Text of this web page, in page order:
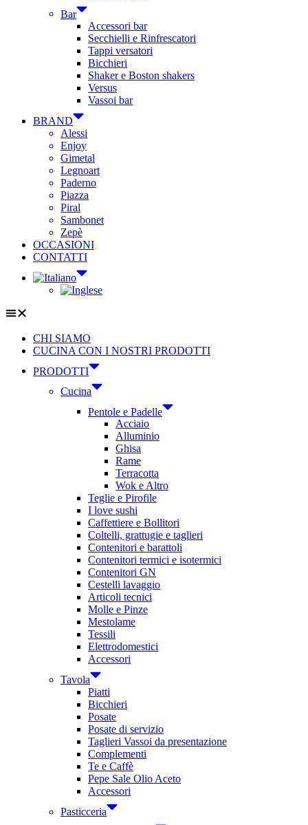
Bar
Accessori bar
Secchielli e Rinfrescatori
Tappi versatori
Bicchieri
Shaker e Boston shakers
Versus
Vassoi bar
BRAND
Alessi
Enjoy
Gimetal
Legnoart
Paderno
Piazza
Piral
Sambonet
Zepè
OCCASIONI
CONTATTI
CHI SIAMO
CUCINA CON I NOSTRI PRODOTTI
PRODOTTI
Cucina
Pentole e Padelle
Acciaio
Alluminio
Ghisa
Rame
Terracotta
Wok e Altro
Teglie e Pirofile
I love sushi
Caffettiere e Bollitori
Coltelli, grattugie e taglieri
Contenitori e barattoli
Contenitori termici e isotermici
Contenitori GN
Cestelli lavaggio
Articoli tecnici
Molle e Pinze
Mestolame
Tessili
Elettrodomestici
Accessori
Tavola
Piatti
Bicchieri
Posate
Posate di servizio
Taglieri Vassoi da presentazione
Complementi
Te e Caffè
Pepe Sale Olio Aceto
Accessori
Pasticceria